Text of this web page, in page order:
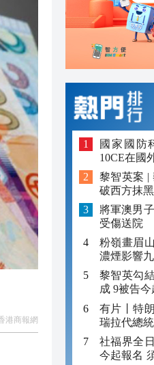
21:08
21:04
20:55
20:42
20:42
20:40
20:39
港商報網
國家國防
10CE在國
黎智英案 |
破西方抹
將軍澳男
受傷送院
粉嶺畫眉
濃煙影響
黎智英勾
成 9被告
有片丨特
瑞拉代總
社福界全
今起報名